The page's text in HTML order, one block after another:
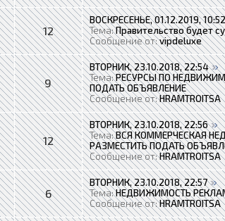
12
ВОСКРЕСЕНЬЕ, 01.12.2019, 10:52
Тема:Правительство будет
Сообщение от:vipdeluxe
9
ВТОРНИК, 23.10.2018, 22:54
Тема:РЕСУРСЫ ПО
ПОДАТЬ ОБЪЯВЛЕНИЕ
Сообщение от:HRAMTROITSA
12
ВТОРНИК, 23.10.2018, 22:56
Тема:ВСЯ КОММЕРЧЕСКАЯ
РАЗМЕСТИТЬ ПОДАТЬ
Сообщение от:HRAMTROITSA
6
ВТОРНИК, 23.10.2018, 22:57
Тема:НЕДВИЖИМОСТЬ
Сообщение от:HRAMTROITSA